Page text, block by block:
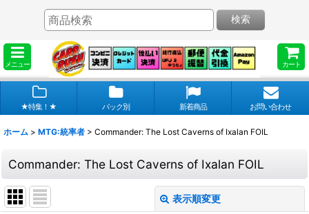
メニュー カート
検索
★特集！★ パック別 新着商品 お問い合わせ
ホーム > MTG:統率者 > Commander: The Lost Caverns of Ixalan FOIL
Commander: The Lost Caverns of Ixalan FOIL
表示順変更